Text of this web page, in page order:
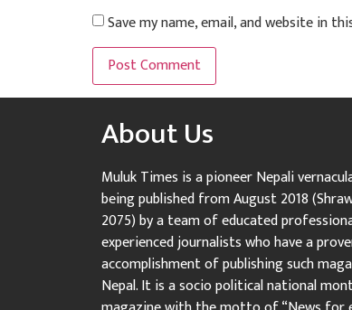
Save my name, email, and website in
About Us
Muluk Times is a pioneer Nepali
being published from August 2018
2075) by a team of educated
experienced journalists who have a
accomplishment of publishing such
Nepal. It is a socio political national